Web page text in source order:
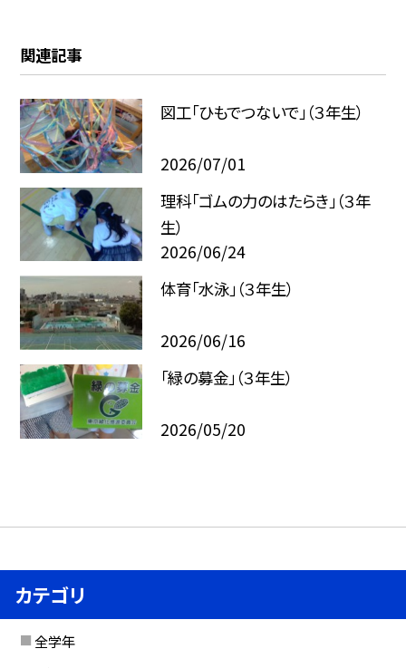
関連記事
図工「ひもでつないで」（３年生）
2026/07/01
理科「ゴムの力のはたらき」（３年
生）
2026/06/24
体育「水泳」（３年生）
2026/06/16
「緑の募金」（３年生）
2026/05/20
カテゴリ
全学年